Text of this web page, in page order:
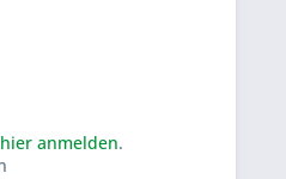
hier anmelden.